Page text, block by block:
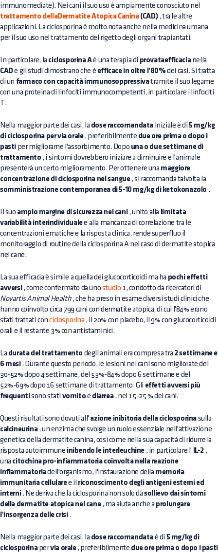
immunomediate). Nei cani il suo uso è ampiamente conosciuto nel
trattamento dellaDermatite Atopica Canina(CAD), tra le altre
applicazioni. La ciclosporina è molto nota anche nella medicina umana
per il suo uso nel trattamento del rigetto degli organi trapiantati.
In particolare, la ciclosporina Aè una terapia di provataefficacianella
CAD e gli studi dimostrano che è efficace in oltre l'80% dei casi. Si tratta
di un farmaco con capacità immunosoppressivatramite il suo legame
con una proteina di linfociti immunocompetenti, in particolare i linfociti
T.
Nella maggior parte dei casi, la dose raccomandata iniziale è di5 mg/kg
di ciclosporina per via orale, preferibilmente due ore prima o dopo i
pasti per migliorarne l'assorbimento. Dopo una o due settimane di
trattamento , i sintomi dovrebbero iniziare a diminuire e l'animale
presenterà un certo miglioramento. Per ottenere una maggiore
concentrazione di ciclosporina nel sangue, si raccomanda talvolta la
somministrazione contemporanea di 5-10 mg/kg di ketokonazolo .
Il suo ampio margine di sicurezza nei cani, unito alla limitata
variabilità interindividualee alla mancanza di correlazione tra le
concentrazioni ematiche e la risposta clinica, rende superfluo il
monitoraggio di routine della ciclosporina A nel caso di dermatite atopica
nel cane.
La sua efficacia è simile a quella dei glucocorticoidi ma ha pochi effetti
avversi, come confermato da uno studio 1, condotto da ricercatori di
Novartis Animal Health, che ha preso in esame diversi studi clinici che
hanno coinvolto circa 799 cani con dermatite atopica, di cui l'84% erano
stati trattati conciclosporina , il 20% con placebo, il 9% con glucocorticoidi
orali e il restante 3% con antistaminici.
La durata del trattamento degli animali era compresa tra 2 settimane e
6 mesi. Durante questo periodo, le lesioni nei cani sono migliorate del
30-52% dopo 4 settimane, del 53%-84% dopo 6 settimane e del
52%-69% dopo 16 settimane di trattamento. Gli effetti avversi più
frequentisono stati vomito e diarrea, nel 15-25 % dei cani.
Questi risultati sono dovuti all' azione inibitoria della ciclosporina sulla
calcineurina, un enzima che svolge un ruolo essenziale nell'attivazione
genetica della dermatite canina, così come nella sua capacità di ridurre la
risposta autoimmune inibendo le interleuchine , in particolare l' IL-2 ,
una citochina pro-infiammatoria coinvolta nella reazione
infiammatoriadell'organismo, l'instaurazione della memoria
immunitaria cellularee il riconoscimento degli antigeni esterni ed
interni. Ne deriva che la ciclosporina non solo dàsollievo dai sintomi
della dermatite atopica nel cane, ma aiuta anche a prolungare
l'insorgenza delle crisi.
Nella maggior parte dei casi, la dose raccomandata è di 5 mg/kg di
ciclosporinapervia orale, preferibilmente due ore prima o dopo i pasti